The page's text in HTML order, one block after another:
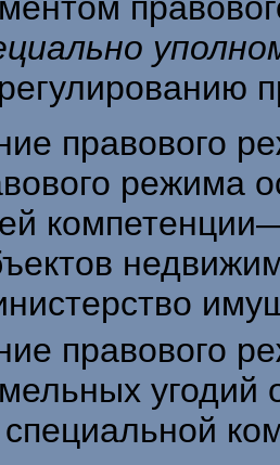
правового
режима
правового
угодий